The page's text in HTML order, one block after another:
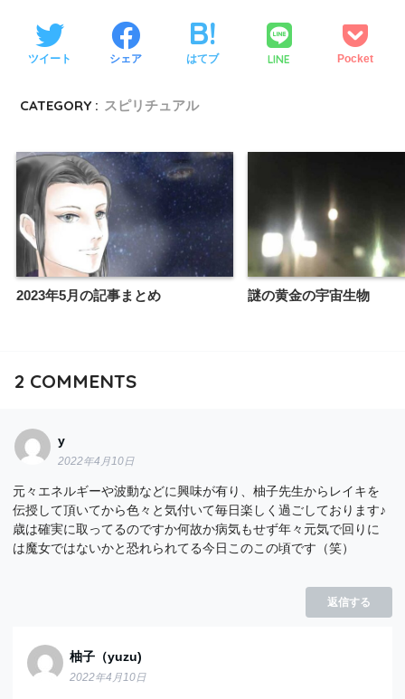
ツイート シェア はてブ LINE Pocket
CATEGORY : スピリチュアル
2023年5月の記事まとめ 謎の黄金の宇宙生物
2 COMMENTS
y
2022年4月10日
元々エネルギーや波動などに興味が有り、柚子先生からレイキを
伝授して頂いてから色々と気付いて毎日楽しく過ごしております♪
歳は確実に取ってるのですか何故か病気もせず年々元気で回りに
は魔女ではないかと恐れられてる今日このこの頃です（笑）
返信する
柚子（yuzu)
2022年4月10日